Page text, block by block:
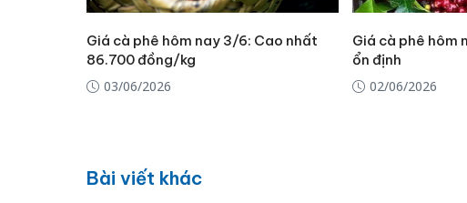
Giá cà phê hôm nay 3/6: Cao nhất
86.700 đồng/kg
03/06/2026
Giá cà phê hôm
ổn định
02/06/2026
Bài viết khác